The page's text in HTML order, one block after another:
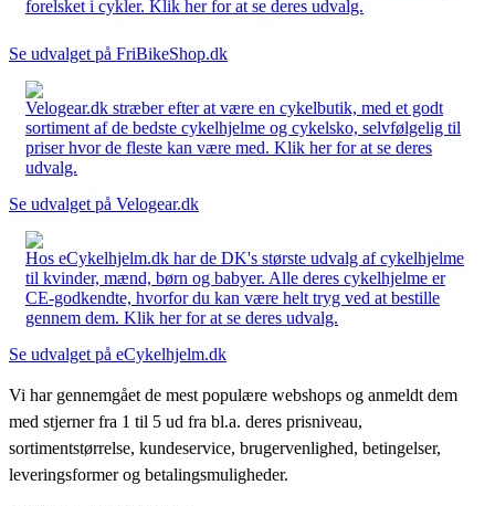
forelsket i cykler. Klik her for at se deres udvalg.
Se udvalget på FriBikeShop.dk
Velogear.dk stræber efter at være en cykelbutik, med et godt
sortiment af de bedste cykelhjelme og cykelsko, selvfølgelig til
priser hvor de fleste kan være med. Klik her for at se deres
udvalg.
Se udvalget på Velogear.dk
Hos eCykelhjelm.dk har de DK's største udvalg af cykelhjelme
til kvinder, mænd, børn og babyer. Alle deres cykelhjelme er
CE-godkendte, hvorfor du kan være helt tryg ved at bestille
gennem dem. Klik her for at se deres udvalg.
Se udvalget på eCykelhjelm.dk
Vi har gennemgået de mest populære webshops og anmeldt dem
med stjerner fra 1 til 5 ud fra bl.a. deres prisniveau,
sortimentstørrelse, kundeservice, brugervenlighed, betingelser,
leveringsformer og betalingsmuligheder.